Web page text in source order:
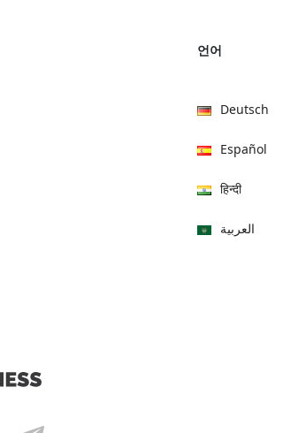
언어
Deutsch
Español
हिन्दी
العربية